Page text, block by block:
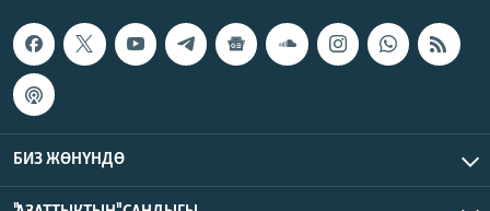
БИЗ ЖӨНҮНДӨ